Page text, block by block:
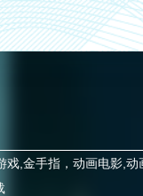
,金手指，动画电影,